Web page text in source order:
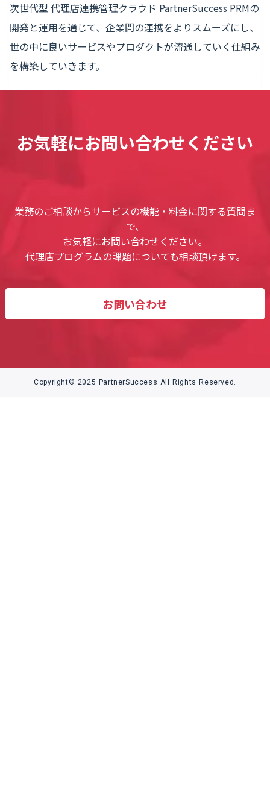
次世代型 代理店連携管理クラウド PartnerSuccess PRMの
開発と運用を通じて、企業間の連携をよりスムーズにし、
世の中に良いサービスやプロダクトが流通していく仕組み
を構築していきます。
お気軽にお問い合わせください
業務のご相談からサービスの機能・料金に関する質問ま
で、
お気軽にお問い合わせください。
代理店プログラムの課題についても相談頂けます。
お問い合わせ
Copyright© 2025 PartnerSuccess All Rights Reserved.